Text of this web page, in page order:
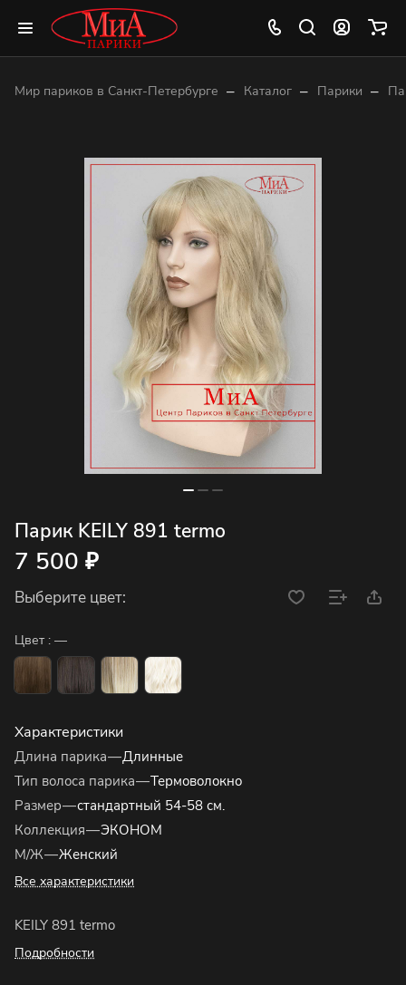
Мир париков в Санкт-Петербурге – Каталог – Парики –
Парик KEILY 891 termo
7 500 ₽
Выберите цвет:
Цвет : —
Характеристики
Длина парика—Длинные
Тип волоса парика—Термоволокно
Размер—стандартный 54-58 см.
Коллекция—ЭКОНОМ
М/Ж—Женский
Все характеристики
KEILY 891 termo
Подробности